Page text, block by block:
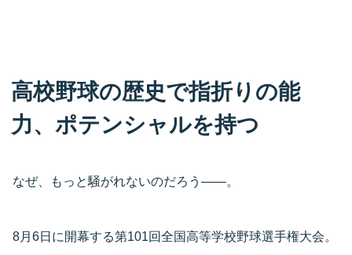
高校野球の歴史で指折りの能
力、ポテンシャルを持つ
なぜ、もっと騒がれないのだろう――。
8月6日に開幕する第101回全国高等学校野球選手権大会。